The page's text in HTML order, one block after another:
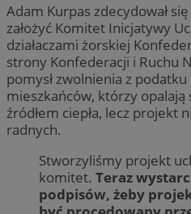
Adam Kurpas zdecydował
założyć Komitet Inicjatywy
działaczami żorskiej
strony Konfederacji i Ruchu
pomysł zwolnienia z
mieszkańców, którzy
źródłem ciepła, lecz projekt
radnych.
Stworzyliśmy projekt
komitet. Teraz
podpisów, żeby